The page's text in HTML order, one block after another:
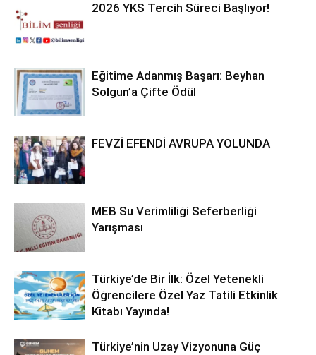
2026 YKS Tercih Süreci Başlıyor!
Eğitime Adanmış Başarı: Beyhan
Solgun’a Çifte Ödül
FEVZİ EFENDİ AVRUPA YOLUNDA
MEB Su Verimliliği Seferberliği
Yarışması
Türkiye’de Bir İlk: Özel Yetenekli
Öğrencilere Özel Yaz Tatili Etkinlik
Kitabı Yayında!
Türkiye’nin Uzay Vizyonuna Güç